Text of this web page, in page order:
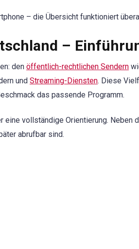
– die Übersicht funktioniert
–
den öffentlich-rechtlichen Sendern
und Streaming-Diensten. Diese
das passende Programm.
vollständige Orientierung.
abrufbar sind.